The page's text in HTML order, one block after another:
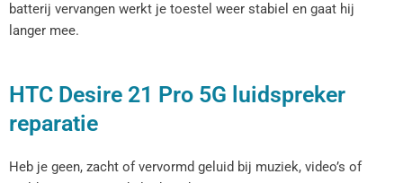
batterij vervangen werkt je toestel weer stabiel en gaat hij
langer mee.
HTC Desire 21 Pro 5G luidspreker
reparatie
Heb je geen, zacht of vervormd geluid bij muziek, video’s of